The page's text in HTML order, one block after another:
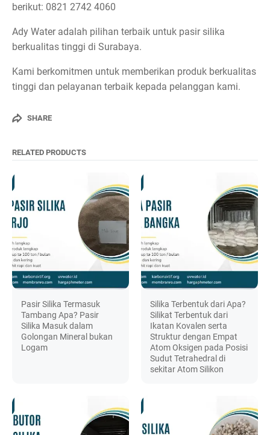
berikut: 0821 2742 4060
Ady Water adalah pilihan terbaik untuk pasir silika
berkualitas tinggi di Surabaya.
Kami berkomitmen untuk memberikan produk berkualitas
tinggi dan pelayanan terbaik kepada pelanggan kami.
SHARE
RELATED PRODUCTS
Pasir Silika Termasuk
Tambang Apa? Pasir
Silika Masuk dalam
Golongan Mineral bukan
Logam
Silika Terbentuk dari Apa?
Silikat Terbentuk dari
Ikatan Kovalen serta
Struktur dengan Empat
Atom Oksigen pada Posisi
Sudut Tetrahedral di
sekitar Atom Silikon